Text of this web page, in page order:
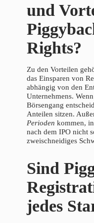
und
Rights?
Zu den Vorteilen
das Einsparen von
abhängig von den
Unternehmens.
Börsengang
Anteilen sitzen.
Perioden kommen,
nach dem IPO nicht
zweischneidiges
Sind
jedes